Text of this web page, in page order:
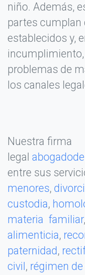
niño. Además,
partes cumplan
establecidos y,
problemas de
los canales
Nuestra firma
legal
entre sus
menores,
custodia,
materia familiar,
alimenticia,
paternidad,
civil , régimen